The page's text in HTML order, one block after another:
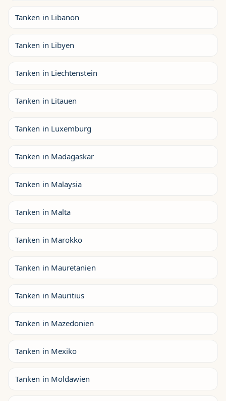
Tanken in Libanon
Tanken in Libyen
Tanken in Liechtenstein
Tanken in Litauen
Tanken in Luxemburg
Tanken in Madagaskar
Tanken in Malaysia
Tanken in Malta
Tanken in Marokko
Tanken in Mauretanien
Tanken in Mauritius
Tanken in Mazedonien
Tanken in Mexiko
Tanken in Moldawien